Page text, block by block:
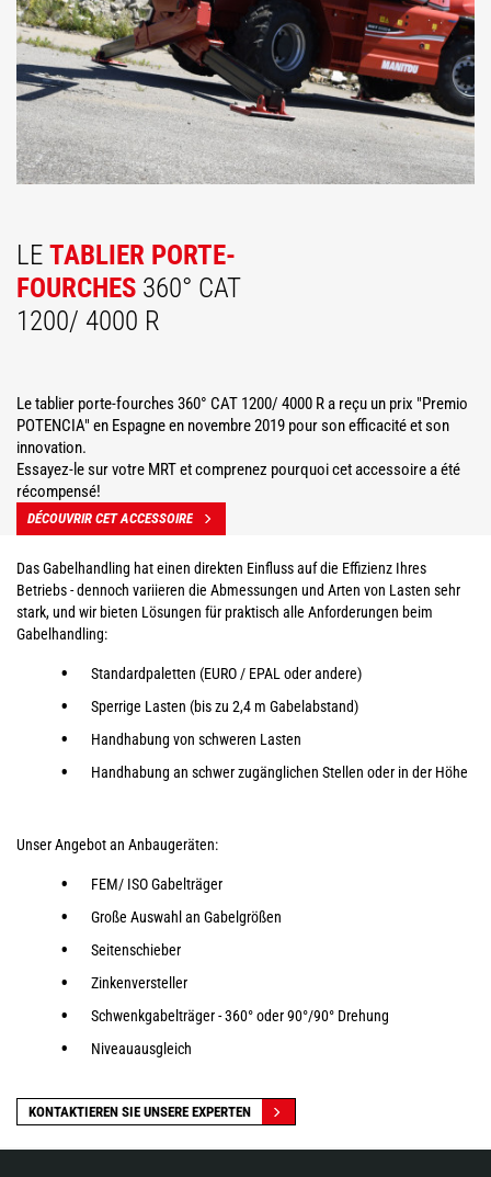
LE TABLIER PORTE-
FOURCHES 360° CAT
1200/ 4000 R
Le tablier porte-fourches 360° CAT 1200/ 4000 R a reçu un prix "Premio
POTENCIA" en Espagne en novembre 2019 pour son efficacité et son
innovation.
Essayez-le sur votre MRT et comprenez pourquoi cet accessoire a été
récompensé!
DÉCOUVRIR CET ACCESSOIRE
Das Gabelhandling hat einen direkten Einfluss auf die Effizienz Ihres
Betriebs - dennoch variieren die Abmessungen und Arten von Lasten sehr
stark, und wir bieten Lösungen für praktisch alle Anforderungen beim
Gabelhandling:
Standardpaletten (EURO / EPAL oder andere)
Sperrige Lasten (bis zu 2,4 m Gabelabstand)
Handhabung von schweren Lasten
Handhabung an schwer zugänglichen Stellen oder in der Höhe
Unser Angebot an Anbaugeräten:
FEM/ ISO Gabelträger
Große Auswahl an Gabelgrößen
Seitenschieber
Zinkenversteller
Schwenkgabelträger - 360° oder 90°/90° Drehung
Niveauausgleich
KONTAKTIEREN SIE UNSERE EXPERTEN